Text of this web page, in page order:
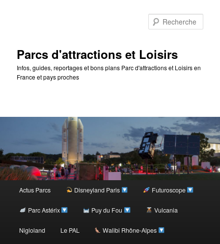
Parcs d'attractions et Loisirs
Infos, guides, reportages et bons plans Parc d'attractions et Loisirs en
France et pays proches
Menu
Aller
Actus Parcs Disneyland Paris Futuroscope
Parc Astérix Puy du Fou Vulcania
Nigloland Le PAL Walibi Rhône-Alpes